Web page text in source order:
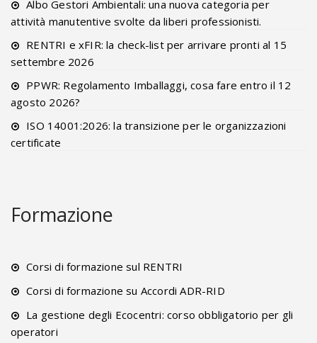
Albo Gestori Ambientali: una nuova categoria per
attività manutentive svolte da liberi professionisti.
RENTRI e xFIR: la check-list per arrivare pronti al 15
settembre 2026
PPWR: Regolamento Imballaggi, cosa fare entro il 12
agosto 2026?
ISO 14001:2026: la transizione per le organizzazioni
certificate
Formazione
Corsi di formazione sul RENTRI
Corsi di formazione su Accordi ADR-RID
La gestione degli Ecocentri: corso obbligatorio per gli
operatori